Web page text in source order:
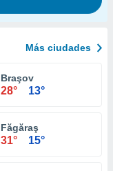
Más ciudades
Braşov
28° 13°
Făgăraş
31° 15°